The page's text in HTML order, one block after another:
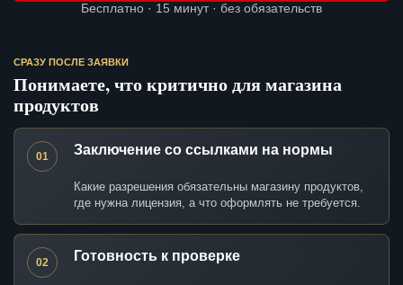
Бесплатно · 15 минут · без обязательств
СРАЗУ ПОСЛЕ ЗАЯВКИ
Понимаете, что критично для магазина
продуктов
01 Заключение со ссылками на нормы
Какие разрешения обязательны магазину продуктов,
где нужна лицензия, а что оформлять не требуется.
02 Готовность к проверке